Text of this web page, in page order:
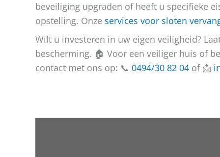
beveiliging upgraden of heeft u specifieke
opstelling. Onze services voor sloten
Wilt u investeren in uw eigen veiligheid?
bescherming. 🏠 Voor een veiliger huis of
contact met ons op: 📞 0494/30 82 04 of 📩